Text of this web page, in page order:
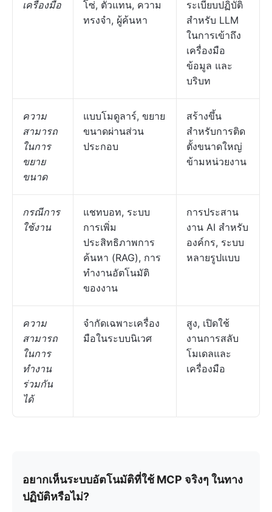
เครื่องมือ
โซ่, ตัวแทน, ความ
ทรงจำ, ผู้ค้นหา
ระเบียบปฏิบัติ
สำหรับ LLM
ในการเข้าถึง
เครื่องมือ
ข้อมูล และ
บริบท
ความ
สามารถ
ในการ
ขยาย
ขนาด
แบบโมดูลาร์, ขยาย
ขนาดผ่านส่วน
ประกอบ
สร้างขึ้น
สำหรับการติด
ตั้งขนาดใหญ่
ข้ามหน่วยงาน
กรณีการ
ใช้งาน
แชทบอท, ระบบ
การเพิ่ม
ประสิทธิภาพการ
ค้นหา (RAG), การ
ทำงานอัตโนมัติ
ของงาน
การประสาน
งาน AI สำหรับ
องค์กร, ระบบ
หลายรูปแบบ
ความ
สามารถ
ในการ
ทำงาน
ร่วมกัน
ได้
จำกัดเฉพาะเครื่อง
มือในระบบนิเวศ
สูง, เปิดใช้
งานการสลับ
โมเดลและ
เครื่องมือ
อยากเห็นระบบอัตโนมัติที่ใช้ MCP จริงๆ ในทาง
ปฏิบัติหรือไม่?